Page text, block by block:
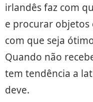
irlandês faz com
e procurar objetos
com que seja
Quando não
tem tendência a
deve.